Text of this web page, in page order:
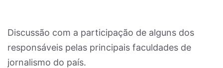
Discussão com a participação de alguns dos
responsáveis pelas principais faculdades de
jornalismo do país.